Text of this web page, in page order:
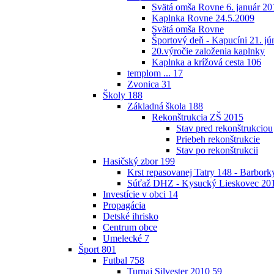
Svätá omša Rovne 6. január
Kaplnka Rovne 24.5.2009
Svätá omša Rovne
Športový deň - Kapucíni 21.
20.výročie založenia kaplnky
Kaplnka a krížová cesta 106
templom ... 17
Zvonica 31
Školy 188
Základná škola 188
Rekonštrukcia ZŠ 2015
Stav pred rekonštrukciou
Priebeh rekonštrukcie
Stav po rekonštrukcii
Hasičský zbor 199
Krst repasovanej Tatry 148 -
Súťaž DHZ - Kysucký Lieskovec
Investície v obci 14
Propagácia
Detské ihrisko
Centrum obce
Umelecké 7
Šport 801
Futbal 758
Turnaj Silvester 2010 59